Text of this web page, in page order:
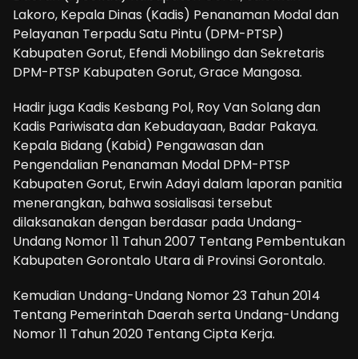
Lakoro, Kepala Dinas (Kadis) Penanaman Modal dan
Pelayanan Terpadu Satu Pintu (DPM-PTSP)
Kabupaten Gorut, Efendi Mobilingo dan Sekretaris
DPM-PTSP Kabupaten Gorut, Grace Mangosa.
Hadir juga Kadis Kesbang Pol, Roy Van Solang dan
Kadis Pariwisata dan Kebudayaan, Badar Pakaya.
Kepala Bidang (Kabid) Pengawasan dan
Pengendalian Penanaman Modal DPM-PTSP
Kabupaten Gorut, Erwin Adayi dalam laporan panitia
menerangkan, bahwa sosialisasi tersebut
dilaksanakan dengan berdasar pada Undang-
Undang Nomor 11 Tahun 2007 Tentang Pembentukan
Kabupaten Gorontalo Utara di Provinsi Gorontalo.
Kemudian Undang-Undang Nomor 23 Tahun 2014
Tentang Pemerintah Daerah serta Undang-Undang
Nomor 11 Tahun 2020 Tentang Cipta Kerja.